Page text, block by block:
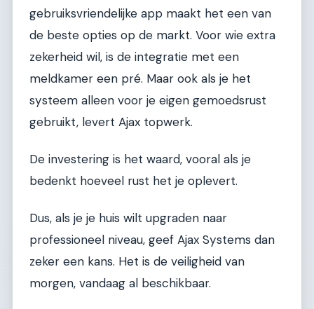
gebruiksvriendelijke app maakt het een van
de beste opties op de markt. Voor wie extra
zekerheid wil, is de integratie met een
meldkamer een pré. Maar ook als je het
systeem alleen voor je eigen gemoedsrust
gebruikt, levert Ajax topwerk.
De investering is het waard, vooral als je
bedenkt hoeveel rust het je oplevert.
Dus, als je je huis wilt upgraden naar
professioneel niveau, geef Ajax Systems dan
zeker een kans. Het is de veiligheid van
morgen, vandaag al beschikbaar.